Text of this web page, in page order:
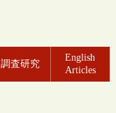
調査研究
English
Articles